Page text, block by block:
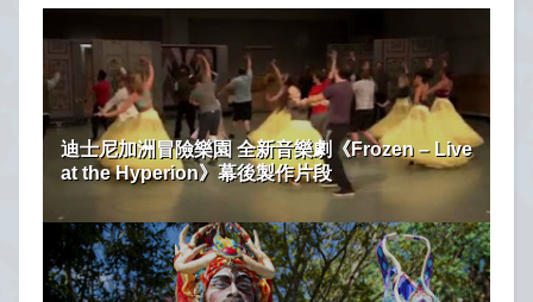
迪士尼加洲冒險樂園 全新音樂劇《Frozen – Live
at the Hyperion》幕後製作片段